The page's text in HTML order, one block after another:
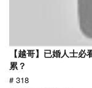
【越哥】已婚人士
累？
# 318